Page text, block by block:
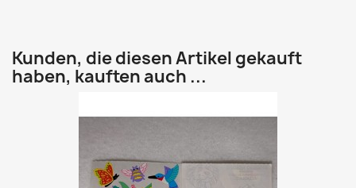
Kunden, die diesen Artikel gekauft
haben, kauften auch ...